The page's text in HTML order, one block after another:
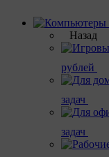
Назад
рублей
задач
задач